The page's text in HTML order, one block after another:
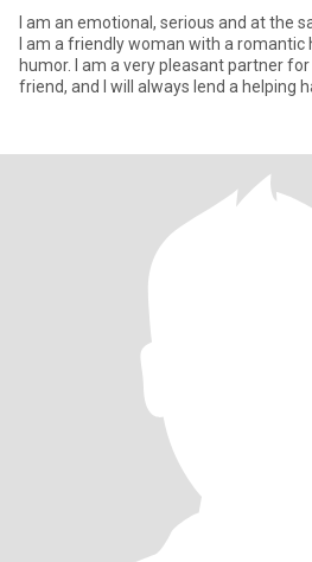
I am an emotional, serious and at the
I am a friendly woman with a
humor. I am a very pleasant partner
friend, and I will always lend a helping